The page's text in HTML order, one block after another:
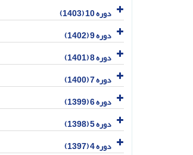
دوره 10 (1403)
دوره 9 (1402)
دوره 8 (1401)
دوره 7 (1400)
دوره 6 (1399)
دوره 5 (1398)
دوره 4 (1397)